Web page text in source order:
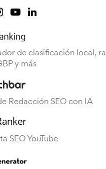
de clasificación local,
y más
Redacción SEO con IA
SEO YouTube